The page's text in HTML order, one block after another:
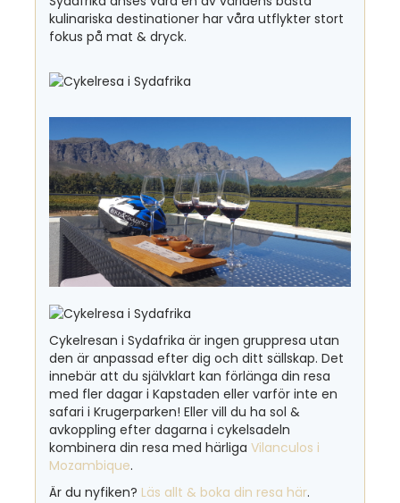
kulinariska destinationer har våra utflykter stort
fokus på mat & dryck.
Cykelresan i Sydafrika är ingen gruppresa utan
den är anpassad efter dig och ditt sällskap. Det
innebär att du självklart kan förlänga din resa
med fler dagar i Kapstaden eller varför inte en
safari i Krugerparken! Eller vill du ha sol &
avkoppling efter dagarna i cykelsadeln
kombinera din resa med härliga Vilanculos i
Mozambique.
Är du nyfiken? Läs allt & boka din resa här.